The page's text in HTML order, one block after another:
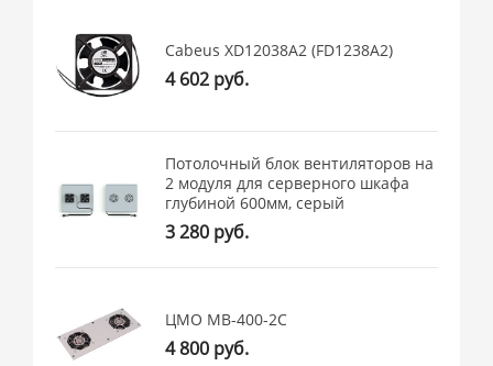
Cabeus XD12038A2 (FD1238A2)
4 602 руб.
Потолочный блок вентиляторов на
2 модуля для серверного шкафа
глубиной 600мм, серый
3 280 руб.
ЦМО МВ-400-2С
4 800 руб.